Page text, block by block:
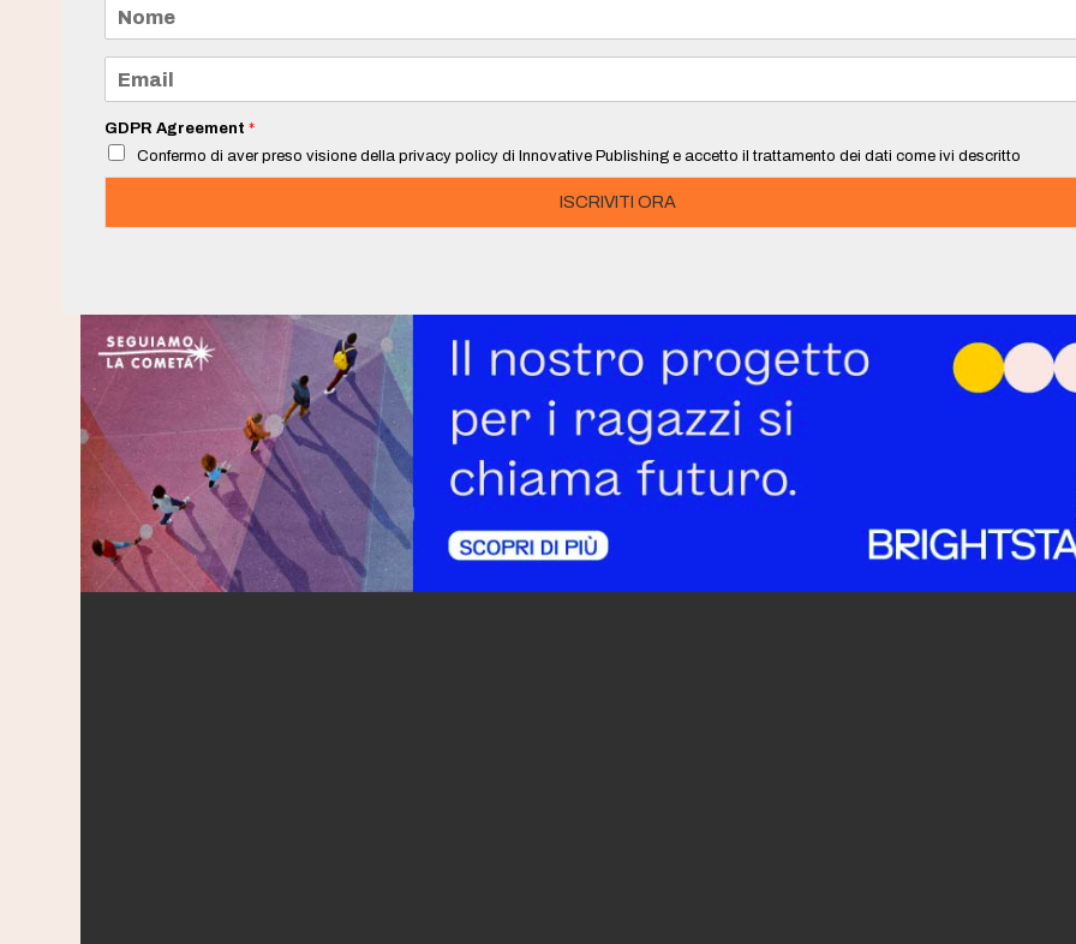
m
e
a
i
*
GDPR Agreement *
Confermo di aver preso visione della privacy policy di Innovative Publishing e accetto il trattamento dei dati come ivi descritto
ISCRIVITI ORA